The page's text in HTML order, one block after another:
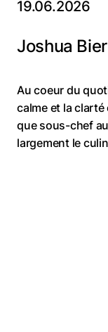
19.06.2026
Joshua
Au coeur du
calme et la
que sous-chef
largement le